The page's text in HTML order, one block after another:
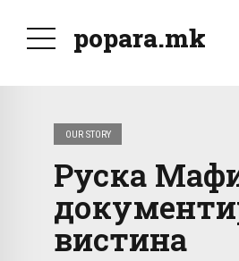
popara.mk
OUR STORY
Руска
вистина